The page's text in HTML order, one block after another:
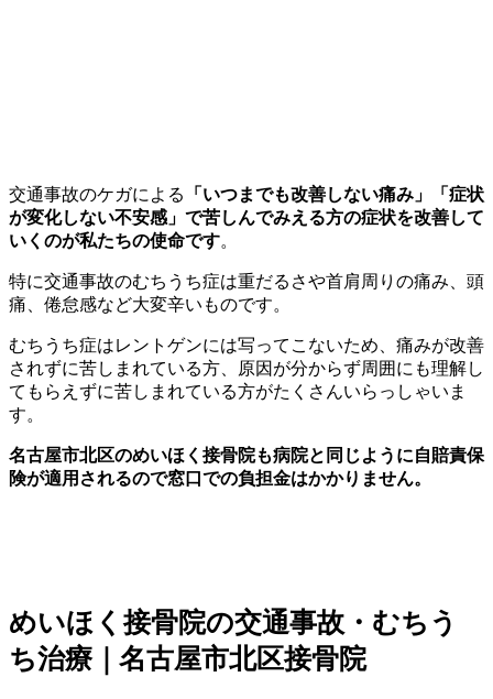
交通事故のケガによる
「いつまでも改善しない痛み」「症状
が変化しない不安感」 で苦しんでみえる方の症状を改善して
いくのが私たちの使命です。
特に交通事故のむちうち症は重だるさや首肩周りの痛み、頭
痛、倦怠感など大変辛いものです。
むちうち症はレントゲンには写ってこないため、痛みが改善
されずに苦しまれている方、原因が分からず周囲にも理解し
てもらえずに苦しまれている方がたくさんいらっしゃいま
す。
名古屋市北区のめいほく接骨院も病院と同じように自賠責保
険が適用されるので窓口での負担金はかかりません。
めいほく接骨院の交通事故・むちう
ち治療｜名古屋市北区接骨院